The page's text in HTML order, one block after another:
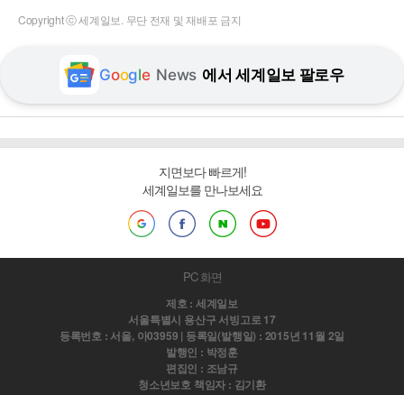
Copyright ⓒ 세계일보. 무단 전재 및 재배포 금지
Google News 에서 세계일보 팔로우
지면보다 빠르게!
세계일보를 만나보세요
PC 화면
제호 : 세계일보
서울특별시 용산구 서빙고로 17
등록번호 : 서울, 아03959 | 등록일(발행일) : 2015년 11월 2일
발행인 : 박정훈
편집인 : 조남규
청소년보호 책임자 : 김기환